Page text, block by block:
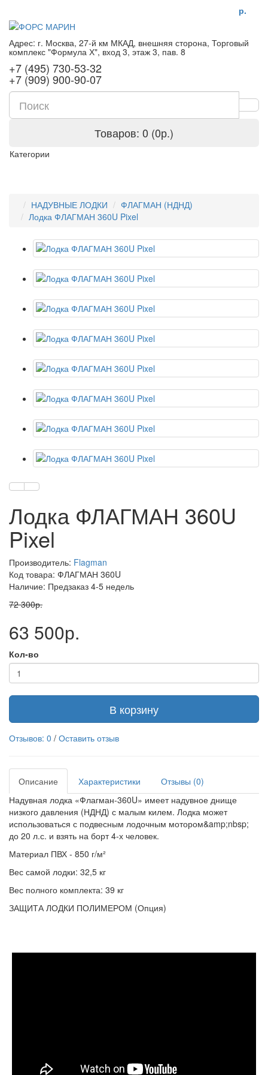
р.
Адрес: г. Москва, 27-й км МКАД, внешняя сторона, Торговый
комплекс "Формула Х", вход 3, этаж 3, пав. 8
+7 (495) 730-53-32
+7 (909) 900-90-07
Товаров: 0 (0р.)
Категории
НАДУВНЫЕ ЛОДКИ
ФЛАГМАН (НДНД)
Лодка ФЛАГМАН 360U Pixel
Лодка ФЛАГМАН 360U
Pixel
Производитель: Flagman
Код товара: ФЛАГМАН 360U
Наличие: Предзаказ 4-5 недель
72 300р.
63 500р.
Кол-во
В корзину
Отзывов: 0 / Оставить отзыв
Описание Характеристики
Отзывы (0)
Надувная лодка «Флагман-360U» имеет надувное днище
низкого давления (НДНД) с малым килем. Лодка может
использоваться с подвесным лодочным мотором&amp;nbsp;
до 20 л.с. и взять на борт 4-х человек.
Материал ПВХ - 850 г/м²
Вес самой лодки: 32,5 кг
Вес полного комплекта: 39 кг
ЗАЩИТА ЛОДКИ ПОЛИМЕРОМ (Опция)